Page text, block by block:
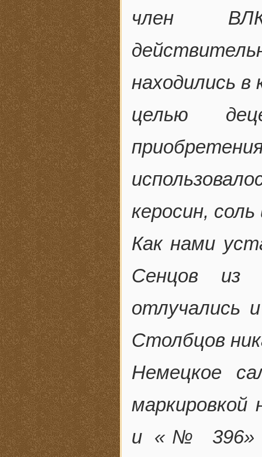
член
находились в
целью
керосин,
Как нами
Сенцов из
отлучались
Столбцов
Немецкое
маркировкой
и «№ 396»